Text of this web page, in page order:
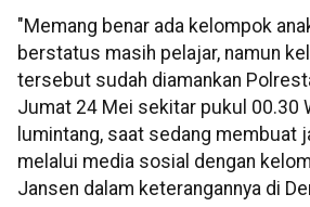
"Memang benar ada kelompok
berstatus masih pelajar, namun
tersebut sudah diamankan
Jumat 24 Mei sekitar pukul 00.30
lumintang, saat sedang membuat
melalui media sosial dengan
Jansen dalam keterangannya di